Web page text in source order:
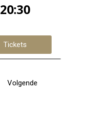
20:30
Tickets
Volgende